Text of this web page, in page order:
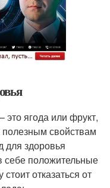
это ягода или фрукт,
свойствам
для здоровья
себе положительные
отказаться от